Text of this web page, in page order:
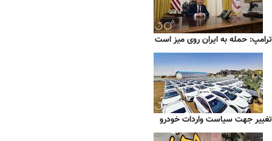
ترامپ: حمله به ایران روی میز است
تغییر جهت سیاست واردات خودرو